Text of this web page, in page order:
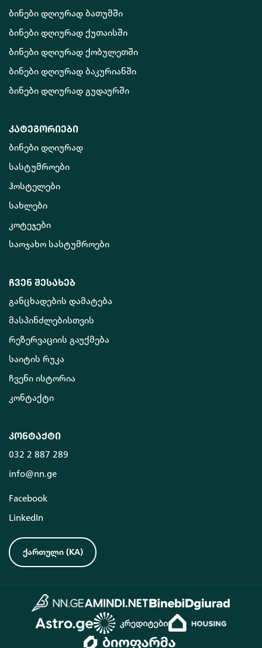
ბინები დღიურად ბათუმში
ბინები დღიურად ქუთაისში
ბინები დღიურად ქობულეთში
ბინები დღიურად ბაკურიანში
ბინები დღიურად გუდაურში
კატეგორიები
ბინები დღიურად
სასტუმროები
ჰოსტელები
სახლები
კოტეჯები
საოჯახო სასტუმროები
ჩვენ შესახებ
განცხადების დამატება
მასპინძლებისთვის
რეზერვაციის გაუქმება
საიტის რუკა
ჩვენი ისტორია
კონტაქტი
კონტაქტი
032 2 887 289
info@nn.ge
Facebook
LinkedIn
ქართული (KA)